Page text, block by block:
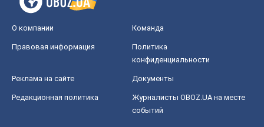
О компании Команда
Правовая информация
Политика
конфиденциальности
Реклама на сайте Документы
Редакционная политика
Журналисты OBOZ.UA на месте
событий